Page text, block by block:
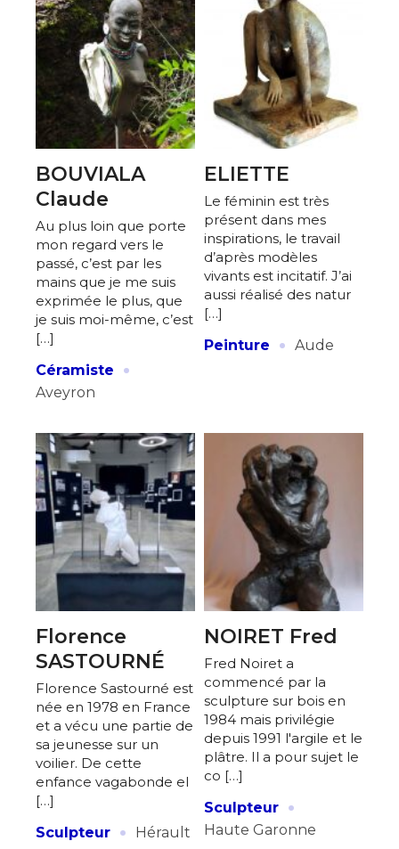
BOUVIALA
Claude
Au plus loin que porte
mon regard vers le
passé, c’est par les
mains que je me suis
exprimée le plus, que
je suis moi-même, c’est
[…]
Céramiste
·
Aveyron
ELIETTE
Le féminin est très
présent dans mes
inspirations, le travail
d’après modèles
vivants est incitatif. J’ai
aussi réalisé des natur
[…]
Peinture
· Aude
Florence
SASTOURNÉ
Florence Sastourné est
née en 1978 en France
et a vécu une partie de
sa jeunesse sur un
voilier. De cette
enfance vagabonde el
[…]
Sculpteur · Hérault
NOIRET Fred
Fred Noiret a
commencé par la
sculpture sur bois en
1984 mais privilégie
depuis 1991 l'argile et le
plâtre. Il a pour sujet le
co […]
Sculpteur ·
Haute Garonne